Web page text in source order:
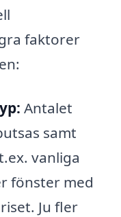
faktorer
Antalet
samt
vanliga
fönster med
Ju fler